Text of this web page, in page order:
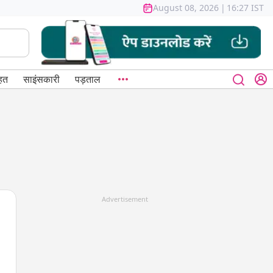
August 08, 2026 | 16:27 IST
साइंसकारी पड़ताल
Advertisement